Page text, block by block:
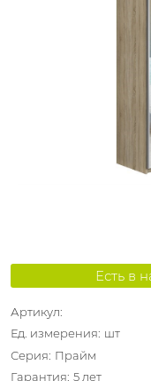
Есть в
Артикул:
Ед. измерения: шт
Серия: Прайм
Гарантия: 5 лет